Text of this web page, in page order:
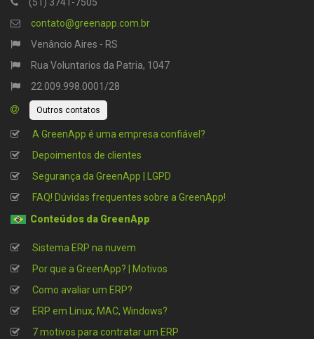
(51) 3741-7505
contato@greenapp.com.br
Venâncio Aires - RS
Rua Voluntarios da Patria, 1047
22.009.998.0001/28
Outros contatos
A GreenApp é uma empresa confiável?
Depoimentos de clientes
Segurança da GreenApp | LGPD
FAQ! Dúvidas frequentes sobre a GreenApp!
Conteúdos da GreenApp
Sistema ERP na nuvem
Por que a GreenApp? | Motivos
Como avaliar um ERP?
ERP em Linux, MAC, Windows?
7 motivos para contratar um ERP